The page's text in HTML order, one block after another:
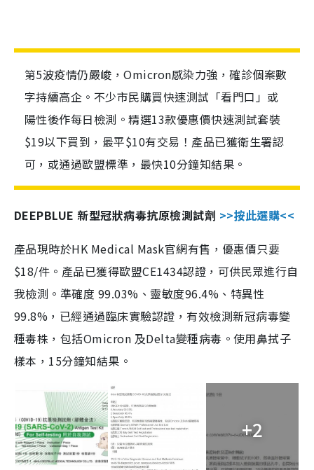
第5波疫情仍嚴峻，Omicron感染力強，確診個案數
字持續高企。不少市民購買快速測試「看門口」或
陽性後作每日檢測。精選13款優惠價快速測試套裝
$19以下買到，最平$10有交易！產品已獲衛生署認
可，或通過歐盟標準，最快10分鐘知結果。
DEEPBLUE 新型冠狀病毒抗原檢測試劑 >>按此選購<<
產品現時於HK Medical Mask官網有售，優惠價只要
$18/件。產品已獲得歐盟CE1434認證，可供民眾進行自
我檢測。準確度 99.03%、靈敏度96.4%、特異性
99.8%，已經通過臨床實驗認證，有效檢測新冠病毒變
種毒株，包括Omicron 及Delta變種病毒。使用鼻拭子
樣本，15分鐘知結果。
+2